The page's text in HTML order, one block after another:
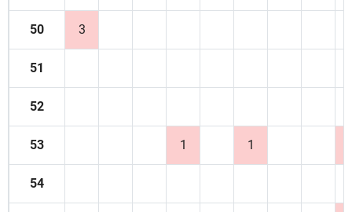
50 3
51
52
53 1 1
54